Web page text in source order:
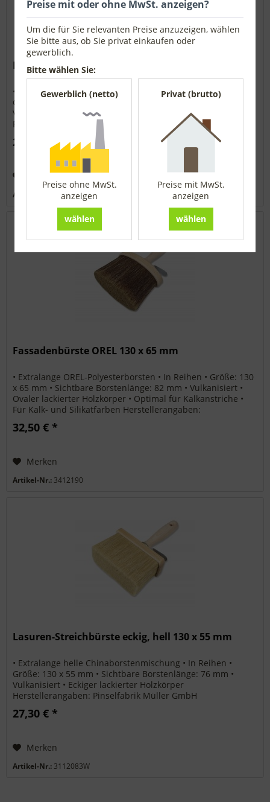
Lasuren-Streichbürste oval, hell 130 x 65 mm
• Extralange helle Chinaborstenmischung • In Reihen •
Größe: 130 x 65 mm • Sichtbare Borstenlänge: 76 mm •
Vulkanisiert • Ovaler lackierter Holzkörper • Spitzenqualität
Produkt- und Sicherheitshinweise: Für einen sicheren
28,63 € *
Merken
Artikel-Nr.: 3112183W
Fassadenbürste OREL 130 x 65 mm
• Extralange OREL-Polyesterborsten • In Reihen • Größe: 130
x 65 mm • Sichtbare Borstenlänge: 82 mm • Vulkanisiert •
Ovaler lackierter Holzkörper • Optimal für Kalkanstriche •
Für Kalk- und Silikatfarben Herstellerangaben:
Pinselfabrik...
32,50 € *
Merken
Artikel-Nr.: 3412190
Lasuren-Streichbürste eckig, hell 130 x 55 mm
• Extralange helle Chinaborstenmischung • In Reihen •
Größe: 130 x 55 mm • Sichtbare Borstenlänge: 76 mm •
Vulkanisiert • Eckiger lackierter Holzkörper
Herstellerangaben: Pinselfabrik Müller GmbH
Gewerbestraße Ost 2 91452 Wilhermsdorf...
27,30 € *
Merken
Artikel-Nr.: 3112083W
Preise mit oder ohne MwSt. anzeigen?
Um die für Sie relevanten Preise anzuzeigen, wählen
Sie bitte aus, ob Sie privat einkaufen oder
gewerblich.
Bitte wählen Sie:
Gewerblich (netto)
Preise ohne MwSt.
anzeigen
wählen
Privat (brutto)
Preise mit MwSt.
anzeigen
wählen